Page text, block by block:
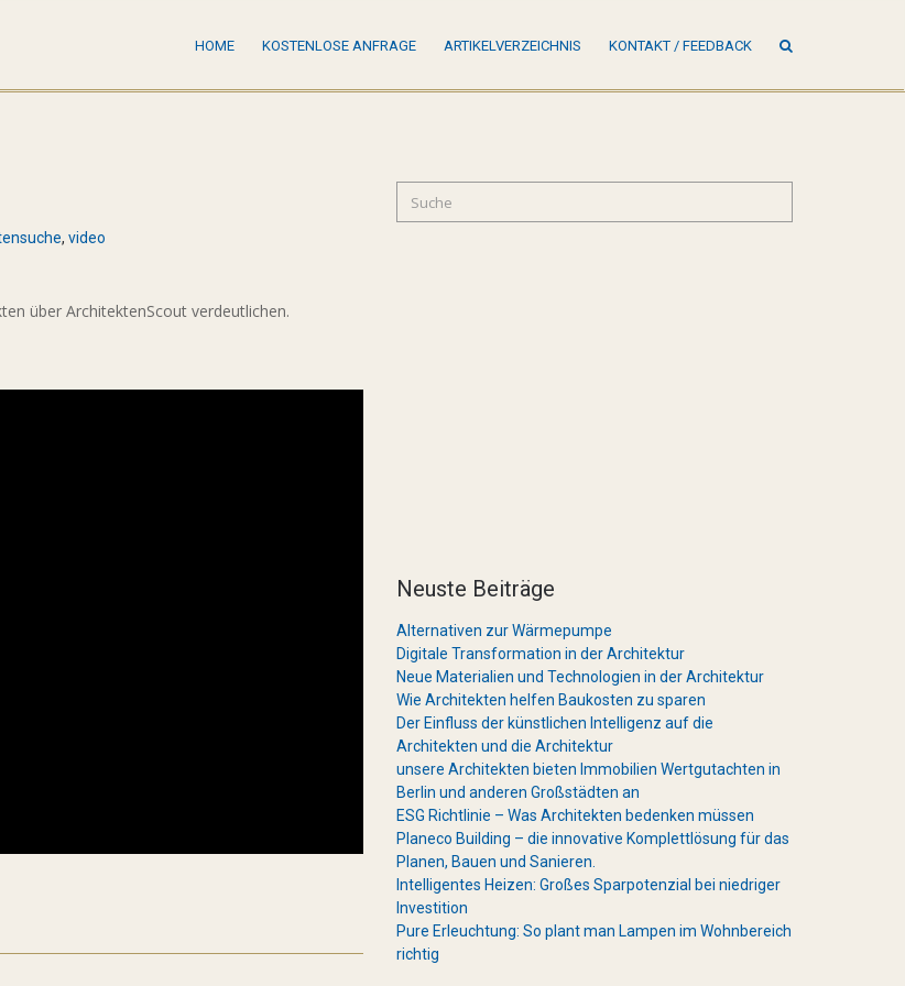
HOME KOSTENLOSE ANFRAGE ARTIKELVERZEICHNIS KONTAKT / FEEDBACK
, video
über ArchitektenScout verdeutlichen.
Neuste Beiträge
Alternativen zur Wärmepumpe
Digitale Transformation in der Architektur
Neue Materialien und Technologien in der Architektur
Wie Architekten helfen Baukosten zu sparen
Der Einfluss der künstlichen Intelligenz auf die
Architekten und die Architektur
unsere Architekten bieten Immobilien Wertgutachten in
Berlin und anderen Großstädten an
ESG Richtlinie – Was Architekten bedenken müssen
Planeco Building – die innovative Komplettlösung für das
Planen, Bauen und Sanieren.
Intelligentes Heizen: Großes Sparpotenzial bei niedriger
Investition
Pure Erleuchtung: So plant man Lampen im Wohnbereich
richtig